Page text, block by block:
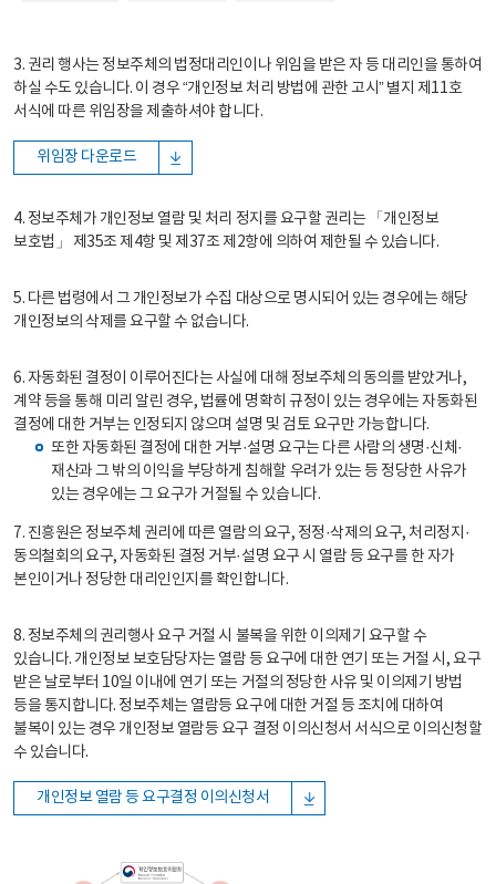
3. 권리 행사는 정보주체의 법정대리인이나 위임을 받은 자 등 대리인을 통하여
하실 수도 있습니다. 이 경우 “개인정보 처리 방법에 관한 고시” 별지 제11호
서식에 따른 위임장을 제출하셔야 합니다.
위임장 다운로드
4. 정보주체가 개인정보 열람 및 처리 정지를 요구할 권리는 「개인정보
보호법」 제35조 제4항 및 제37조 제2항에 의하여 제한될 수 있습니다.
5. 다른 법령에서 그 개인정보가 수집 대상으로 명시되어 있는 경우에는 해당
개인정보의 삭제를 요구할 수 없습니다.
6. 자동화된 결정이 이루어진다는 사실에 대해 정보주체의 동의를 받았거나,
계약 등을 통해 미리 알린 경우, 법률에 명확히 규정이 있는 경우에는 자동화된
결정에 대한 거부는 인정되지 않으며 설명 및 검토 요구만 가능합니다.
또한 자동화된 결정에 대한 거부·설명 요구는 다른 사람의 생명·신체·
재산과 그 밖의 이익을 부당하게 침해할 우려가 있는 등 정당한 사유가
있는 경우에는 그 요구가 거절될 수 있습니다.
7. 진흥원은 정보주체 권리에 따른 열람의 요구, 정정·삭제의 요구, 처리정지·
동의철회의 요구, 자동화된 결정 거부·설명 요구 시 열람 등 요구를 한 자가
본인이거나 정당한 대리인인지를 확인합니다.
8. 정보주체의 권리행사 요구 거절 시 불복을 위한 이의제기 요구할 수
있습니다. 개인정보 보호담당자는 열람 등 요구에 대한 연기 또는 거절 시, 요구
받은 날로부터 10일 이내에 연기 또는 거절의 정당한 사유 및 이의제기 방법
등을 통지합니다. 정보주체는 열람등 요구에 대한 거절 등 조치에 대하여
불복이 있는 경우 개인정보 열람등 요구 결정 이의신청서 서식으로 이의신청할
수 있습니다.
개인정보 열람 등 요구결정 이의신청서